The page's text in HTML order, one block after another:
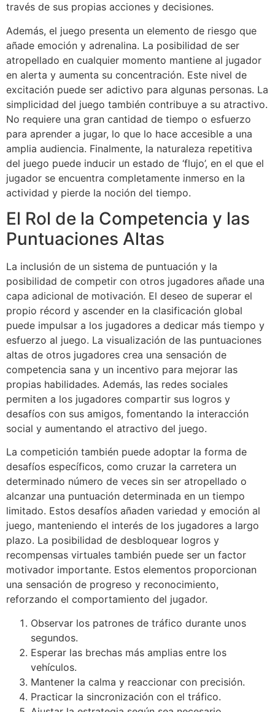
través de sus propias acciones y decisiones.
Además, el juego presenta un elemento de riesgo que
añade emoción y adrenalina. La posibilidad de ser
atropellado en cualquier momento mantiene al jugador
en alerta y aumenta su concentración. Este nivel de
excitación puede ser adictivo para algunas personas. La
simplicidad del juego también contribuye a su atractivo.
No requiere una gran cantidad de tiempo o esfuerzo
para aprender a jugar, lo que lo hace accesible a una
amplia audiencia. Finalmente, la naturaleza repetitiva
del juego puede inducir un estado de ‘flujo’, en el que el
jugador se encuentra completamente inmerso en la
actividad y pierde la noción del tiempo.
El Rol de la Competencia y las
Puntuaciones Altas
La inclusión de un sistema de puntuación y la
posibilidad de competir con otros jugadores añade una
capa adicional de motivación. El deseo de superar el
propio récord y ascender en la clasificación global
puede impulsar a los jugadores a dedicar más tiempo y
esfuerzo al juego. La visualización de las puntuaciones
altas de otros jugadores crea una sensación de
competencia sana y un incentivo para mejorar las
propias habilidades. Además, las redes sociales
permiten a los jugadores compartir sus logros y
desafíos con sus amigos, fomentando la interacción
social y aumentando el atractivo del juego.
La competición también puede adoptar la forma de
desafíos específicos, como cruzar la carretera un
determinado número de veces sin ser atropellado o
alcanzar una puntuación determinada en un tiempo
limitado. Estos desafíos añaden variedad y emoción al
juego, manteniendo el interés de los jugadores a largo
plazo. La posibilidad de desbloquear logros y
recompensas virtuales también puede ser un factor
motivador importante. Estos elementos proporcionan
una sensación de progreso y reconocimiento,
reforzando el comportamiento del jugador.
Observar los patrones de tráfico durante unos
segundos.
Esperar las brechas más amplias entre los
vehículos.
Mantener la calma y reaccionar con precisión.
Practicar la sincronización con el tráfico.